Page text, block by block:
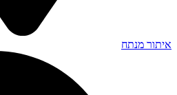
איתור מנתח